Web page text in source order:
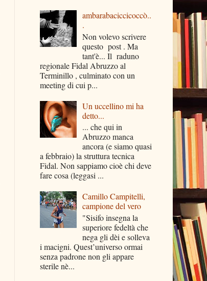
ambarabaciccicoccò..
.
Non volevo scrivere
questo post . Ma
tant'è... Il raduno
regionale Fidal Abruzzo al
Terminillo , culminato con un
meeting di cui p...
Un uccellino mi ha
detto...
... che qui in
Abruzzo manca
ancora (e siamo quasi
a febbraio) la struttura tecnica
Fidal. Non sappiamo cioè chi deve
fare cosa (leggasi ...
Camillo Campitelli,
campione del vero
"Sisifo insegna la
superiore fedeltà che
nega gli dèi e solleva
i macigni. Quest’universo ormai
senza padrone non gli appare
sterile nè...